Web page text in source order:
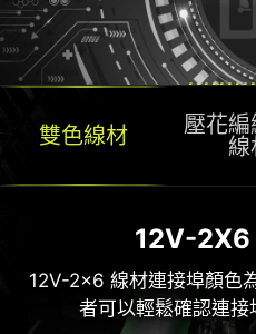
ULTIMATE
其輸出接口符合 Intel
值及 3 倍的
雙色線材
壓花編
線
12V-2X6
12V-2x6 線材連接埠顏色
者可以輕鬆確認連接
壓花編
採用高品質材料提升線材
整
預先安裝的整線器讓使用